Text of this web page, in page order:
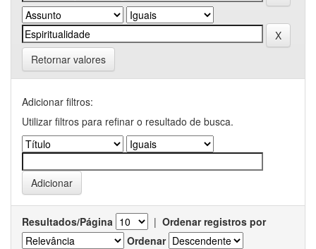
Retornar valores
Adicionar filtros:
Utilizar filtros para refinar o resultado de busca.
Resultados/Página | Ordenar registros por
Ordenar